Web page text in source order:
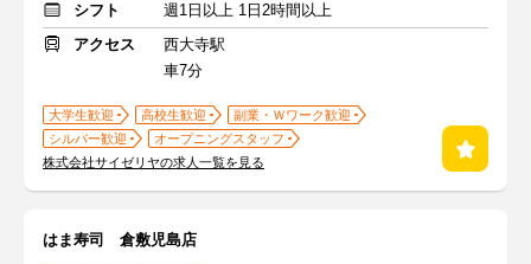
シフト
週1日以上 1日2時間以上
アクセス
西大寺駅
車7分
大学生歓迎 高校生歓迎
副業・Ｗワーク歓迎
シルバー歓迎
オープニングスタッフ
株式会社サイゼリヤの求人一覧を見る
はま寿司 倉敷児島店